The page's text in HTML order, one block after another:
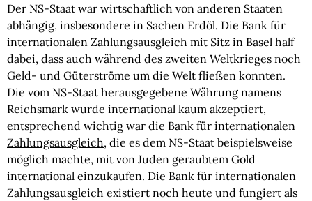
Der NS-Staat war wirtschaftlich von anderen Staaten
abhängig, insbesondere in Sachen Erdöl. Die Bank für
internationalen Zahlungsausgleich mit Sitz in Basel half
dabei, dass auch während des zweiten Weltkrieges noch
Geld- und Güterströme um die Welt fließen konnten.
Die vom NS-Staat herausgegebene Währung namens
Reichsmark wurde international kaum akzeptiert,
entsprechend wichtig war die Bank für internationalen
Zahlungsausgleich, die es dem NS-Staat beispielsweise
möglich machte, mit von Juden geraubtem Gold
international einzukaufen. Die Bank für internationalen
Zahlungsausgleich existiert noch heute und fungiert als